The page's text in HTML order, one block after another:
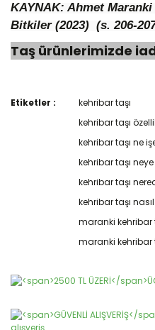
KAYNAK: Ahmet
Bitkiler (2023) (s. 206-
Taş ürünlerimizde
Bu ürüne ilk
Bu ürünün fiyat bilgisi, resim,
konularda yetersiz
kullanarak tarafımıza
Görüş ve önerileriniz için
Ürün resmi kalitesiz,
Ürün açıklamasında
Ürün bilgilerinde hatalar
Ürün fiyatı diğer
Etiketler : kehribar taşı
kehribar taşı
kehribar taşı ne
kehribar taşı
kehribar taşı
kehribar taşı
maranki kehribar
maranki kehribar